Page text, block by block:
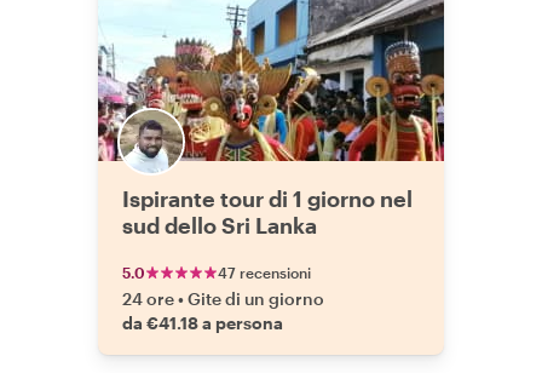
Ispirante tour di 1 giorno nel
sud dello Sri Lanka
5.0 47 recensioni
24 ore•Gite di un giorno
da €41.18 a persona